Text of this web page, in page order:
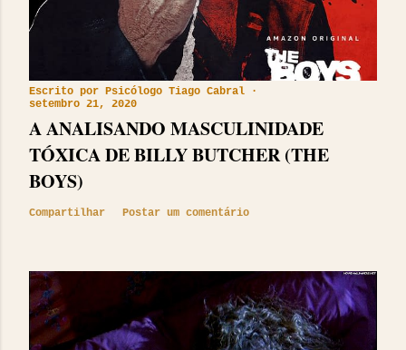
Escrito por Psicólogo Tiago Cabral
setembro 21, 2020
A ANALISANDO MASCULINIDADE
TÓXICA DE BILLY BUTCHER (THE
BOYS)
Compartilhar Postar um comentário